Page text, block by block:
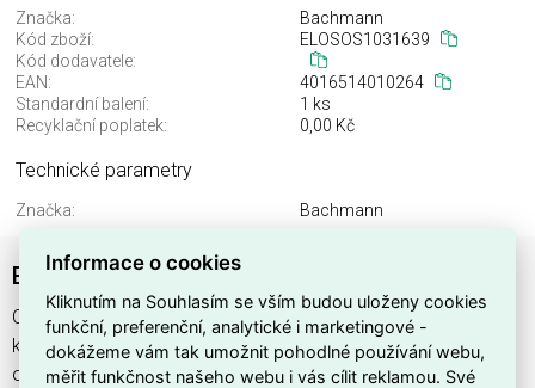
Značka:
Bachmann
Kód zboží:
ELOSOS1031639
Kód dodavatele:
EAN:
4016514010264
Standardní balení:
1 ks
Recyklační poplatek:
0,00 Kč
Technické parametry
Značka: Bachmann
Bachman 349.007 CEE-Adaptor
CEE-Adapter , výrobce Bachmann, EAN 4016514010264,
kód dodavatele . Bachman 349.007 CEE-Adaptor nabízíme
od 1 ks. Kód EMAS CEE-Adapter je ELOSOS1031639.
Informace o cookies
Kliknutím na Souhlasím se vším budou uloženy cookies
funkční, preferenční, analytické i marketingové -
dokážeme vám tak umožnit pohodlné používání webu,
měřit funkčnost našeho webu i vás cílit reklamou. Své